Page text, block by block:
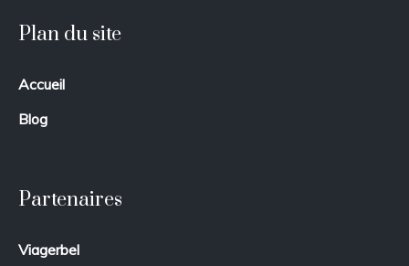
Plan du site
Accueil
Blog
Partenaires
Viagerbel